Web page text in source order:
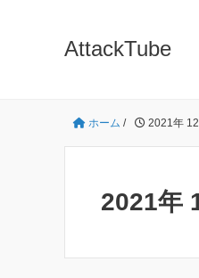
AttackTube
ホーム / 2021年 12
2021年